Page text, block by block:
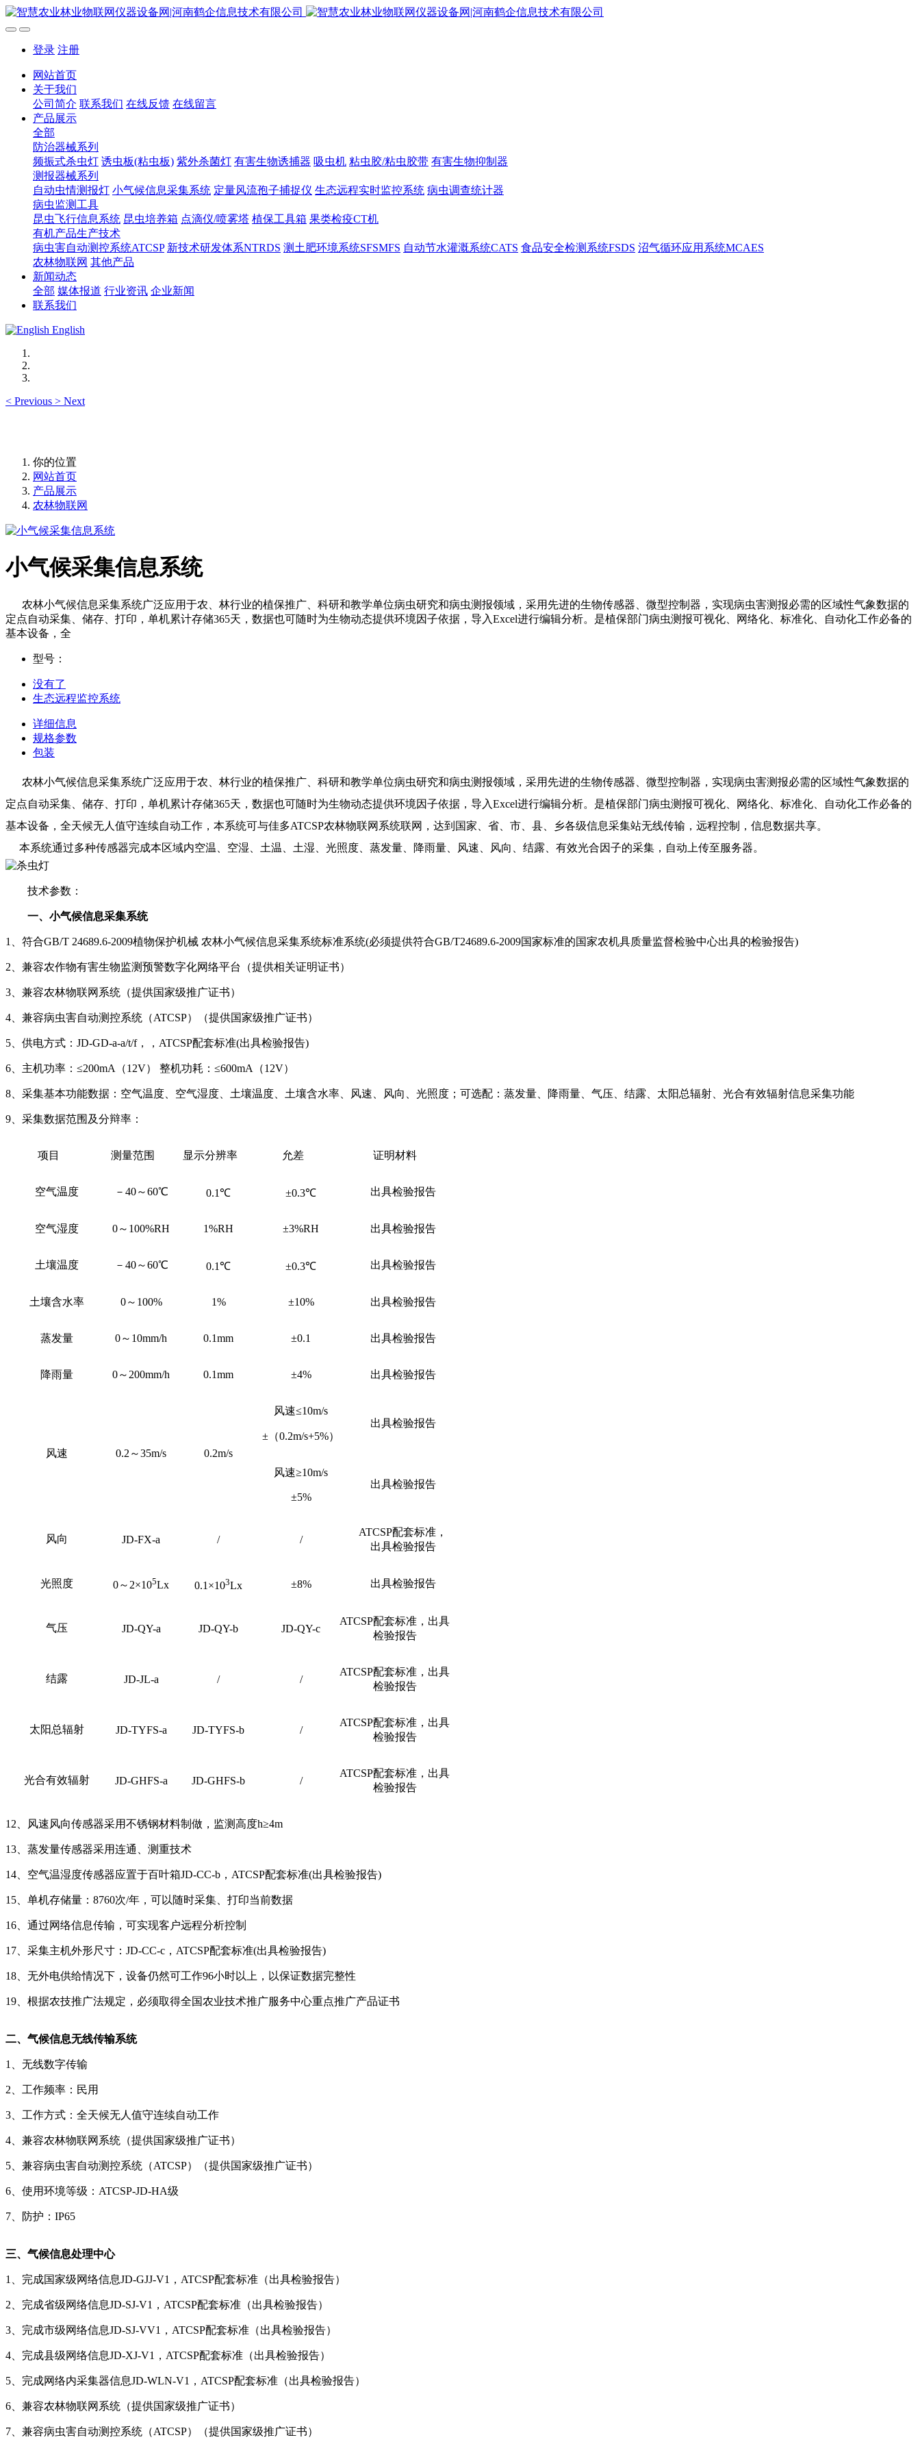
登录 注册
网站首页
关于我们
公司简介 联系我们 在线反馈 在线留言
产品展示
全部
防治器械系列
频振式杀虫灯 诱虫板(粘虫板) 紫外杀菌灯 有害生物诱捕器 吸虫机 粘虫胶/粘虫胶带 有害生物抑制器
测报器械系列
自动虫情测报灯 小气候信息采集系统 定量风流孢子捕捉仪 生态远程实时监控系统 病虫调查统计器
病虫监测工具
昆虫飞行信息系统 昆虫培养箱 点滴仪/喷雾塔 植保工具箱 果类检疫CT机
有机产品生产技术
病虫害自动测控系统ATCSP 新技术研发体系NTRDS 测土肥环境系统SFSMFS 自动节水灌溉系统CATS 食品安全检测系统FSDS 沼气循环应用系统MCAES
农林物联网 其他产品
新闻动态
全部 媒体报道 行业资讯 企业新闻
联系我们
English
< Previous > Next
你的位置
网站首页
产品展示
农林物联网
小气候采集信息系统
农林小气候信息采集系统广泛应用于农、林行业的植保推广、科研和教学单位病虫研究和病虫测报领域，采用先进的生物传感器、微型控制器，实现病虫害测报必需的区域性气象数据的
定点自动采集、储存、打印，单机累计存储365天，数据也可随时为生物动态提供环境因子依据，导入Excel进行编辑分析。是植保部门病虫测报可视化、网络化、标准化、自动化工作必备的
基本设备，全
型号：
没有了
生态远程监控系统
详细信息
规格参数
包装
农林小气候信息采集系统广泛应用于农、林行业的植保推广、科研和教学单位病虫研究和病虫测报领域，采用先进的生物传感器、微型控制器，实现病虫害测报必需的区域性气象数据的
定点自动采集、储存、打印，单机累计存储365天，数据也可随时为生物动态提供环境因子依据，导入Excel进行编辑分析。是植保部门病虫测报可视化、网络化、标准化、自动化工作必备的
基本设备，全天候无人值守连续自动工作，本系统可与佳多ATCSP农林物联网系统联网，达到国家、省、市、县、乡各级信息采集站无线传输，远程控制，信息数据共享。
本系统通过多种传感器完成本区域内空温、空湿、土温、土湿、光照度、蒸发量、降雨量、风速、风向、结露、有效光合因子的采集，自动上传至服务器。
技术参数：
一、小气候信息采集系统
1、符合GB/T 24689.6-2009植物保护机械 农林小气候信息采集系统标准系统(必须提供符合GB/T24689.6-2009国家标准的国家农机具质量监督检验中心出具的检验报告)
2、兼容农作物有害生物监测预警数字化网络平台（提供相关证明证书）
3、兼容农林物联网系统（提供国家级推广证书）
4、兼容病虫害自动测控系统（ATCSP）（提供国家级推广证书）
5、供电方式：JD-GD-a-a/t/f，，ATCSP配套标准(出具检验报告)
6、主机功率：≤200mA（12V） 整机功耗：≤600mA（12V）
8、采集基本功能数据：空气温度、空气湿度、土壤温度、土壤含水率、风速、风向、光照度；可选配：蒸发量、降雨量、气压、结露、太阳总辐射、光合有效辐射信息采集功能
9、采集数据范围及分辩率：
项目 测量范围 显示分辨率 允差 证明材料
空气温度 －40～60℃ 0.1 ℃ ±0.3℃ 出具检验报告
空气湿度 0～100%RH 1%RH ±3%RH 出具检验报告
土壤温度 －40～60℃ 0.1 ℃ ±0.3℃ 出具检验报告
土壤含水率 0～100% 1% ±10% 出具检验报告
蒸发量 0～10mm/h 0.1mm ±0.1 出具检验报告
降雨量 0～200mm/h 0.1mm ±4% 出具检验报告
风速 0.2 ～35m/s 0.2m/s
风速≤10m/s
±（0.2m/s+5%）
出具检验报告
风速≥10m/s
±5%
出具检验报告
风向 JD-FX-a / /
ATCSP配套标准，
出具检验报告
光照度 0～2×105Lx 0.1 ×103Lx ±8% 出具检验报告
气压 JD-QY-a JD-QY-b JD-QY-c
ATCSP配套标准， 出具
检验报告
结露 JD-JL-a / /
ATCSP配套标准， 出具
检验报告
太阳总辐射 JD-TYFS-a JD-TYFS-b /
ATCSP配套标准， 出具
检验报告
光合有效辐射 JD-GHFS-a JD-GHFS-b /
ATCSP配套标准， 出具
检验报告
12、风速风向传感器采用不锈钢材料制做，监测高度h≥4m
13、蒸发量传感器采用连通、测重技术
14、空气温湿度传感器应置于百叶箱JD-CC-b，ATCSP配套标准(出具检验报告)
15、单机存储量：8760次/年，可以随时采集、打印当前数据
16、通过网络信息传输，可实现客户远程分析控制
17、采集主机外形尺寸：JD-CC-c，ATCSP配套标准(出具检验报告)
18、无外电供给情况下，设备仍然可工作96小时以上，以保证数据完整性
19、根据农技推广法规定，必须取得全国农业技术推广服务中心重点推广产品证书
二、气候信息无线传输系统
1、无线数字传输
2、工作频率：民用
3、工作方式：全天候无人值守连续自动工作
4、兼容农林物联网系统（提供国家级推广证书）
5、兼容病虫害自动测控系统（ATCSP）（提供国家级推广证书）
6、使用环境等级：ATCSP-JD-HA级
7、防护：IP65
三、气候信息处理中心
1、完成国家级网络信息JD-GJJ-V1，ATCSP配套标准（出具检验报告）
2、完成省级网络信息JD-SJ-V1，ATCSP配套标准（出具检验报告）
3、完成市级网络信息JD-SJ-VV1，ATCSP配套标准（出具检验报告）
4、完成县级网络信息JD-XJ-V1，ATCSP配套标准（出具检验报告）
5、完成网络内采集器信息JD-WLN-V1，ATCSP配套标准（出具检验报告）
6、兼容农林物联网系统（提供国家级推广证书）
7、兼容病虫害自动测控系统（ATCSP）（提供国家级推广证书）